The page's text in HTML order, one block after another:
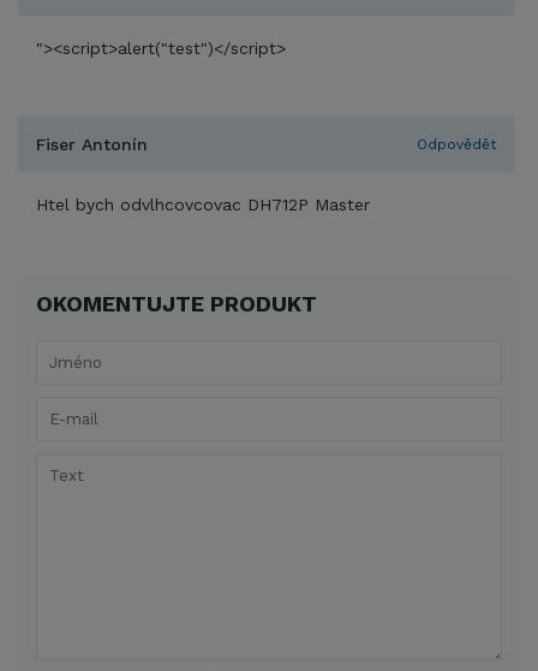
"><script>alert("test")</script>
Fiser Antonín Odpovědět
Htel bych odvlhcovcovac DH712P Master
OKOMENTUJTE PRODUKT